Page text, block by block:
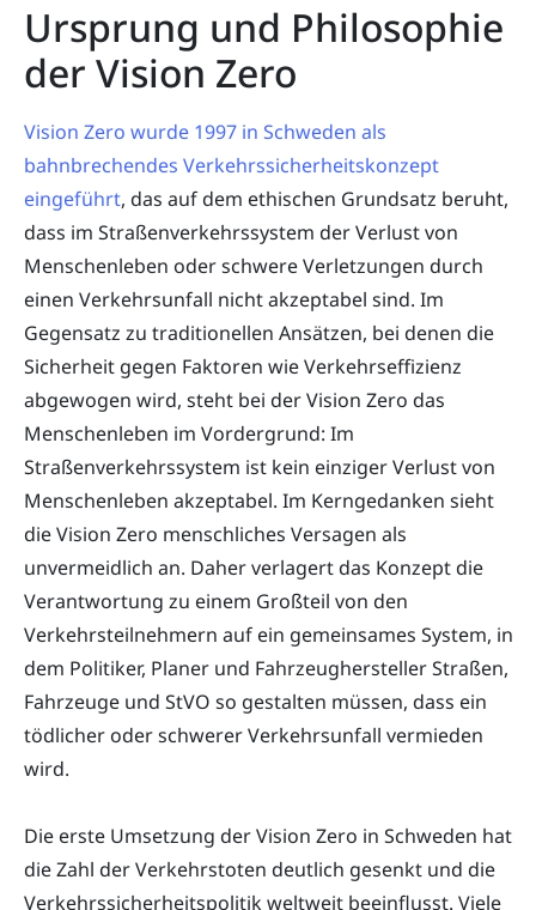
Ursprung und Philosophie
der Vision Zero
Vision Zero wurde 1997 in Schweden als
bahnbrechendes Verkehrssicherheitskonzept
eingeführt, das auf dem ethischen Grundsatz beruht,
dass im Straßenverkehrssystem der Verlust von
Menschenleben oder schwere Verletzungen durch
einen Verkehrsunfall nicht akzeptabel sind. Im
Gegensatz zu traditionellen Ansätzen, bei denen die
Sicherheit gegen Faktoren wie Verkehrseffizienz
abgewogen wird, steht bei der Vision Zero das
Menschenleben im Vordergrund: Im
Straßenverkehrssystem ist kein einziger Verlust von
Menschenleben akzeptabel. Im Kerngedanken sieht
die Vision Zero menschliches Versagen als
unvermeidlich an. Daher verlagert das Konzept die
Verantwortung zu einem Großteil von den
Verkehrsteilnehmern auf ein gemeinsames System, in
dem Politiker, Planer und Fahrzeughersteller Straßen,
Fahrzeuge und StVO so gestalten müssen, dass ein
tödlicher oder schwerer Verkehrsunfall vermieden
wird.
Die erste Umsetzung der Vision Zero in Schweden hat
die Zahl der Verkehrstoten deutlich gesenkt und die
Verkehrssicherheitspolitik weltweit beeinflusst. Viele